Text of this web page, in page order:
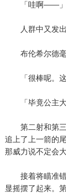
「哇啊——」
人群中又发出
布伦希尔德毫
「很棒呢。这
「毕竟公主大
第二射和第三
追上了上一箭的尾
那威力说不定会
接着将瞄准错
显摇摆了起来。